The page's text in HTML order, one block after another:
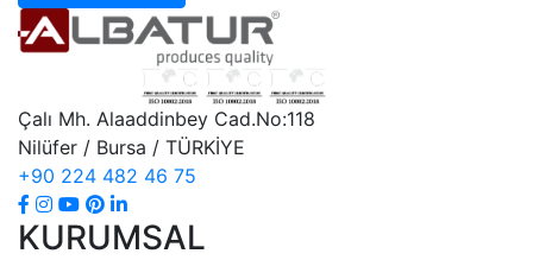
Çalı Mh. Alaaddinbey Cad.No:118
Nilüfer / Bursa / TÜRKİYE
+90 224 482 46 75
KURUMSAL